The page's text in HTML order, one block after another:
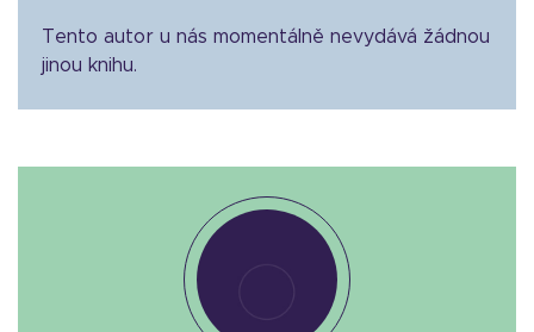
Tento autor u nás momentálně nevydává žádnou
jinou knihu.